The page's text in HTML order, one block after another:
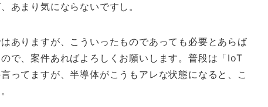
あまり気にならないですし。
ありますが、こういったものであっても必要とあらば
で、案件あればよろしくお願いします。普段は「IoT
ってますが、半導体がこうもアレな状態になると、こ